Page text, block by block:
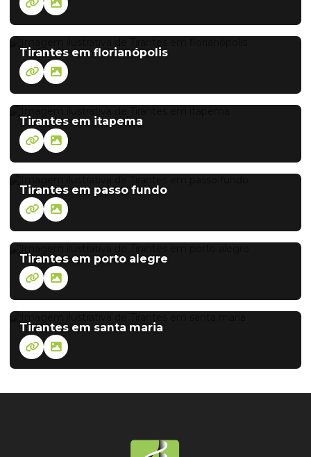
Tirantes em florianópolis
Tirantes em itapema
Tirantes em passo fundo
Tirantes em porto alegre
Tirantes em santa maria